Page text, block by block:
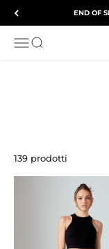
END OF
APRI IL MENU DI
Mostra il menu
139 prodotti